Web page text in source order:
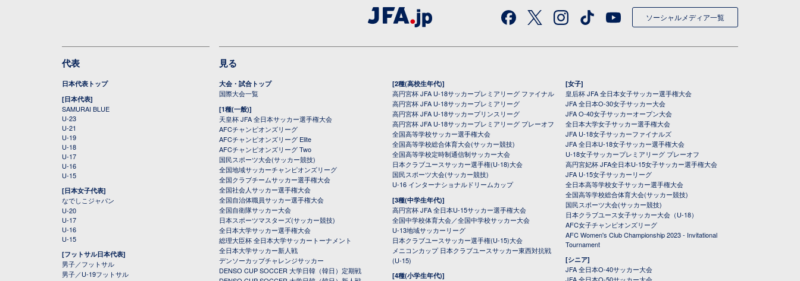
ソーシャルメディア一覧
代表
日本代表トップ
[日本代表]
SAMURAI BLUE
U-23
U-21
U-19
U-18
U-17
U-16
U-15
[日本女子代表]
なでしこジャパン
U-20
U-17
U-16
U-15
[フットサル日本代表]
男子／フットサル
男子／U-19フットサル
見る
大会・試合トップ
国際大会一覧
[1種(一般)]
天皇杯 JFA 全日本サッカー選手権大会
AFCチャンピオンズリーグ
AFCチャンピオンズリーグ Elite
AFCチャンピオンズリーグ Two
国民スポーツ大会(サッカー競技)
全国地域サッカーチャンピオンズリーグ
全国クラブチームサッカー選手権大会
全国社会人サッカー選手権大会
全国自治体職員サッカー選手権大会
全国自衛隊サッカー大会
日本スポーツマスターズ(サッカー競技)
全日本大学サッカー選手権大会
総理大臣杯 全日本大学サッカートーナメント
全日本大学サッカー新人戦
デンソーカップチャレンジサッカー
DENSO CUP SOCCER 大学日韓（韓日）定期戦
[2種(高校生年代)]
高円宮杯 JFA U-18サッカープレミアリーグ ファイナル
高円宮杯 JFA U-18サッカープレミアリーグ
高円宮杯 JFA U-18サッカープリンスリーグ
高円宮杯 JFA U-18サッカープレミアリーグ プレーオフ
全国高等学校サッカー選手権大会
全国高等学校総合体育大会(サッカー競技)
全国高等学校定時制通信制サッカー大会
日本クラブユースサッカー選手権(U-18)大会
国民スポーツ大会(サッカー競技)
U-16 インターナショナルドリームカップ
[3種(中学生年代)]
高円宮杯 JFA 全日本U-15サッカー選手権大会
全国中学校体育大会／全国中学校サッカー大会
U-13地域サッカーリーグ
日本クラブユースサッカー選手権(U-15)大会
メニコンカップ 日本クラブユースサッカー東西対抗戦
(U-15)
[4種(小学生年代)]
[女子]
皇后杯 JFA 全日本女子サッカー選手権大会
JFA 全日本O-30女子サッカー大会
JFA O-40女子サッカーオープン大会
全日本大学女子サッカー選手権大会
JFA U-18女子サッカーファイナルズ
JFA 全日本U-18女子サッカー選手権大会
U-18女子サッカープレミアリーグ プレーオフ
高円宮妃杯 JFA全日本U-15女子サッカー選手権大会
JFA U-15女子サッカーリーグ
全日本高等学校女子サッカー選手権大会
全国高等学校総合体育大会(サッカー競技)
国民スポーツ大会(サッカー競技)
日本クラブユース女子サッカー大会（U-18）
AFC女子チャンピオンズリーグ
AFC Women's Club Championship 2023 - Invitational
Tournament
[シニア]
JFA 全日本O-40サッカー大会